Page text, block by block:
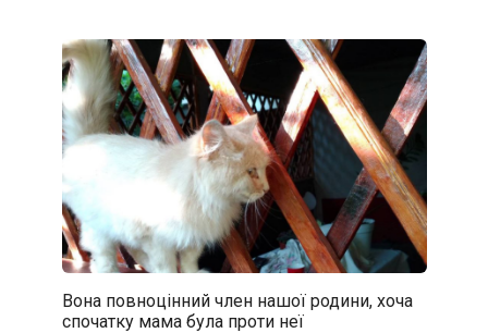
Вона повноцінний член нашої родини, хоча
спочатку мама була проти неї